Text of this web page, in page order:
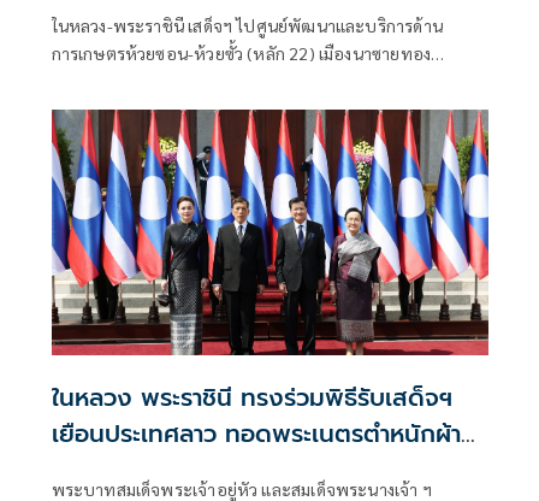
ในหลวง-พระราชินี เสด็จฯ ไปศูนย์พัฒนาและบริการด้าน
การเกษตรห้วยซอน-ห้วยซั้ว (หลัก 22) เมืองนาซายทอง
ราชดำริ ร.9 ต้นแบบความร่วมมือการพัฒนาที่ยั่งยืนสอง
ประเทศ
ในหลวง พระราชินี ทรงร่วมพิธีรับเสด็จฯ
เยือนประเทศลาว ทอดพระเนตรตำหนักผ้า
พระบาทสมเด็จพระเจ้าอยู่หัว และสมเด็จพระนางเจ้า ฯ